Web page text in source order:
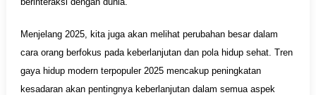
Menjelang 2025, kita juga akan melihat perubahan besar dalam
cara orang berfokus pada keberlanjutan dan pola hidup sehat. Tren
gaya hidup modern terpopuler 2025 mencakup peningkatan
kesadaran akan pentingnya keberlanjutan dalam semua aspek